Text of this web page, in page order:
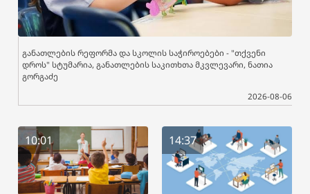
განათლების რეფორმა და სკოლის საჭიროებები - "თქვენი
დროს" სტუმარია, განათლების საკითხთა მკვლევარი, ნათია
გორგაძე
2026-08-06
10:01 14:37